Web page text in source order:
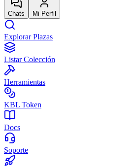
Chats Mi Perfil
Explorar Plazas
Listar Colección
Herramientas
KBL Token
Docs
Soporte